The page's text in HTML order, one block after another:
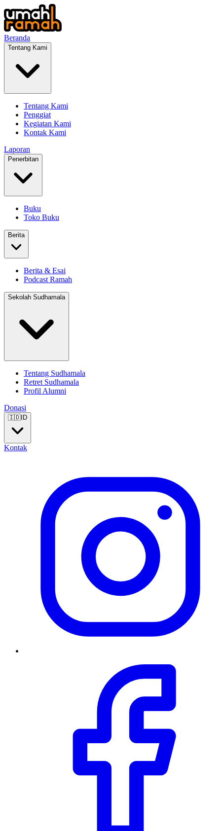
Beranda
Tentang Kami
Tentang Kami
Penggiat
Kegiatan Kami
Kontak Kami
Laporan
Penerbitan
Buku
Toko Buku
Berita
Berita & Esai
Podcast Ramah
Sekolah Sudhamala
Tentang Sudhamala
Retret Sudhamala
Profil Alumni
Donasi
🇮🇩ID
Kontak